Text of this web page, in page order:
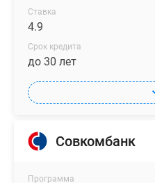
Ставка
4.9
Срок кредита
до 30 лет
Совкомбанк
Программа